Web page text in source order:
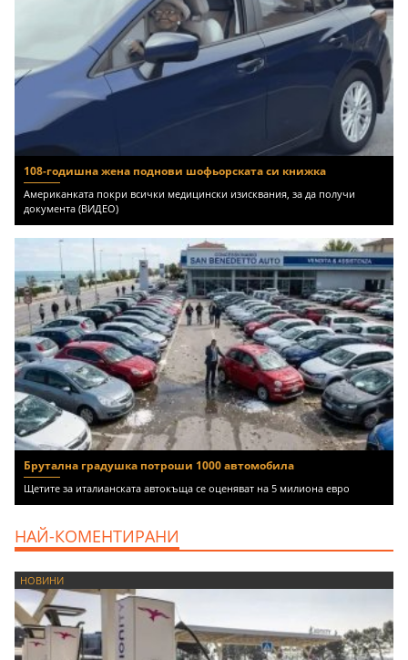
108-годишна жена поднови шофьорската си книжка
Американката покри всички медицински изисквания, за да получи
документа (ВИДЕО)
Брутална градушка потроши 1000 автомобила
Щетите за италианската автокъща се оценяват на 5 милиона евро
НАЙ-КОМЕНТИРАНИ
НОВИНИ